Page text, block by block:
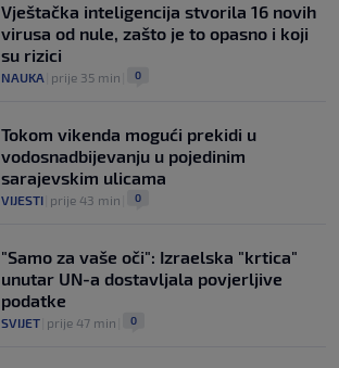
Vještačka inteligencija stvorila 16 novih
virusa od nule, zašto je to opasno i koji
su rizici
NAUKA prije 35 min 0
Tokom vikenda mogući prekidi u
vodosnadbijevanju u pojedinim
sarajevskim ulicama
VIJESTI prije 43 min 0
"Samo za vaše oči": Izraelska "krtica"
unutar UN-a dostavljala povjerljive
podatke
SVIJET prije 47 min 0